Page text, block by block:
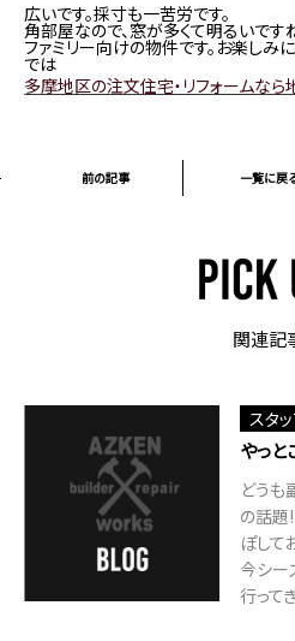
広いです。採寸も一苦労です。
角部屋なので、窓が多くて明るいです
ファミリー向けの物件です。お楽しみに
では
多摩地区の注文住宅・リフォームな
前の記事 一覧に戻
関連記
スタ
やっと
どうも
の話題
ぽして
今シー
行って